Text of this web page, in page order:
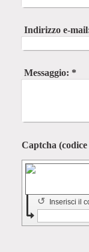
Indirizzo e-
Messaggio: *
Inserisci il
↺